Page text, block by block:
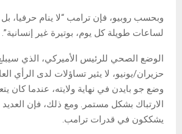
وبحسب روبيو، فإن ترامب “لا ينام حرفيا، بل
لساعات طويلة كل يوم، بوتيرة غير إنسانية”.
حزيران/يونيو، لا يثير تساؤلات لدى الرأي
وضع جو بايدن في نهاية ولايته، عندما كان
الارتباك بشكل مستمر. ومع ذلك، فإن العديد
يشككون في قدرات ترامب.